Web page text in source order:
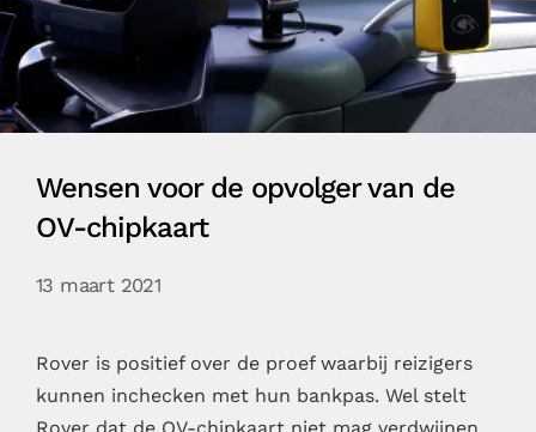
Wensen voor de opvolger van de
OV-chipkaart
13 maart 2021
Rover is positief over de proef waarbij reizigers
kunnen inchecken met hun bankpas. Wel stelt